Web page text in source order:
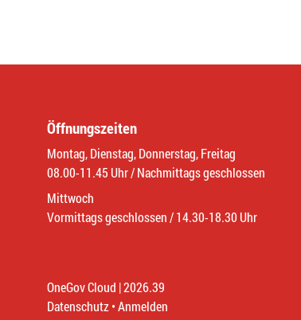
Öffnungszeiten
Montag, Dienstag, Donnerstag, Freitag
08.00-11.45 Uhr / Nachmittags geschlossen
Mittwoch
Vormittags geschlossen / 14.30-18.30 Uhr
OneGov Cloud (External Link)
|2026.39
Datenschutz (External Link)
Anmelden